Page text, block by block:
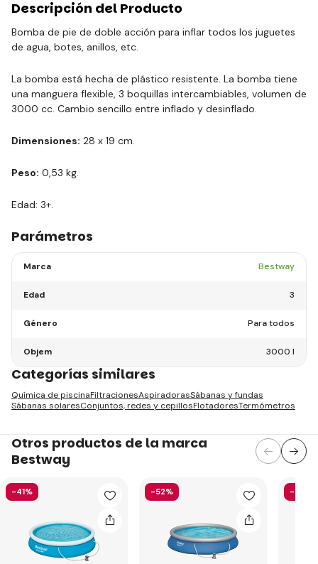
Descripción del Producto
Bomba de pie de doble acción para inflar todos los juguetes
de agua, botes, anillos, etc.
La bomba está hecha de plástico resistente. La bomba tiene
una manguera flexible, 3 boquillas intercambiables, volumen de
3000 cc. Cambio sencillo entre inflado y desinflado.
Dimensiones: 28 x 19 cm.
Peso: 0,53 kg.
Edad: 3+.
Parámetros
Marca Bestway
Edad 3
Género Para todos
Objem 3000 l
Categorías similares
Química de piscinaFiltracionesAspiradorasSábanas y fundas
Sábanas solaresConjuntos, redes y cepillosFlotadoresTermómetros
Otros productos de la marca
Bestway
-41% -52% -13%